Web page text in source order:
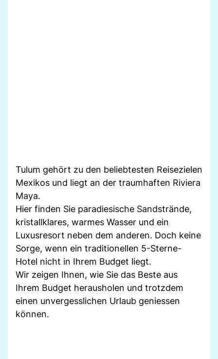
Tulum gehört zu den beliebtesten Reisezielen
Mexikos und liegt an der traumhaften Riviera
Maya.
Hier finden Sie paradiesische Sandstrände,
kristallklares, warmes Wasser und ein
Luxusresort neben dem anderen. Doch keine
Sorge, wenn ein traditionellen 5-Sterne-
Hotel nicht in Ihrem Budget liegt.
Wir zeigen Ihnen, wie Sie das Beste aus
Ihrem Budget herausholen und trotzdem
einen unvergesslichen Urlaub geniessen
können.